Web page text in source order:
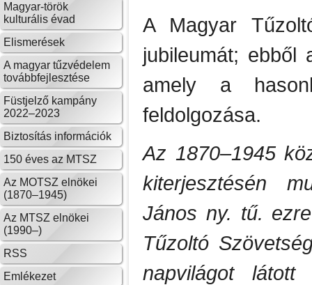
Magyar-török
kulturális évad
Elismerések
A magyar tűzvédelem
továbbfejlesztése
Füstjelző kampány
2022–2023
Biztosítás információk
150 éves az MTSZ
Az MOTSZ elnökei
(1870–1945)
Az MTSZ elnökei
(1990–)
RSS
Emlékezet
A Magyar
jubileumát; ebből
amely a
feldolgozása.
Az 1870–1945
kiterjesztésén
János ny. tű.
Tűzoltó
napvilágot